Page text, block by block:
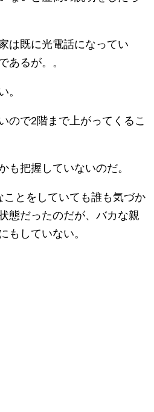
は既に光電話になってい
あるが。。
。
ので2階まで上がってくるこ
も把握していないのだ。
とをしていても誰も気づか
態だったのだが、バカな親
もしていない。